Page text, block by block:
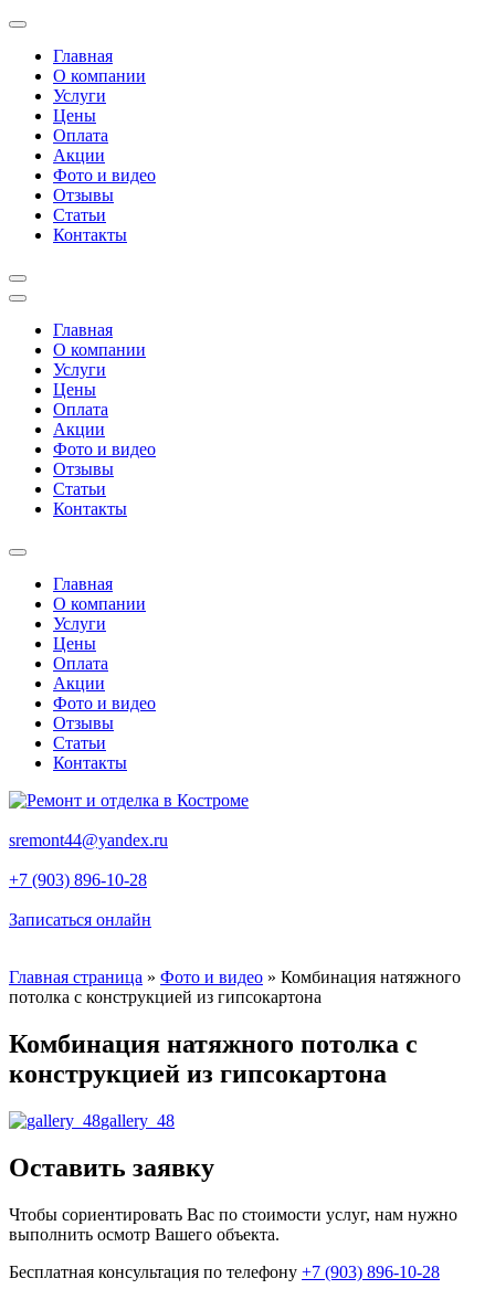
Перейти
содержимому
(нажмите
Enter)
Главная
О компании
Услуги
Цены
Оплата
Акции
Фото и видео
Отзывы
Статьи
Контакты
Главная
О компании
Услуги
Цены
Оплата
Акции
Фото и видео
Отзывы
Статьи
Контакты
Главная
О компании
Услуги
Цены
Оплата
Акции
Фото и видео
Отзывы
Статьи
Контакты
sremont44@yandex.ru
+7 (903) 896-10-28
Записаться онлайн
Главная страница » Фото и видео » Комбинация натяжного
потолка с конструкцией из гипсокартона
Комбинация натяжного потолка с
конструкцией из гипсокартона
gallery_48
Оставить заявку
Чтобы сориентировать Вас по стоимости услуг, нам нужно
выполнить осмотр Вашего объекта.
Бесплатная консультация по телефону +7 (903) 896-10-28